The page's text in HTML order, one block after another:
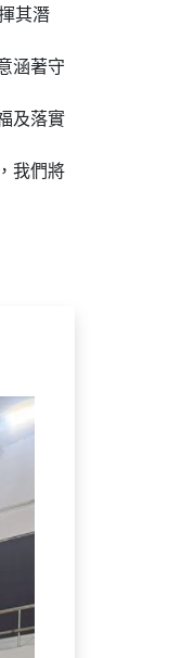
其潛
涵著守
及落實
我們將